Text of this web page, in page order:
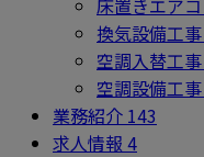
床置きエア
換気設備工事
空調入替工事
空調設備工事
業務紹介 143
求人情報 4